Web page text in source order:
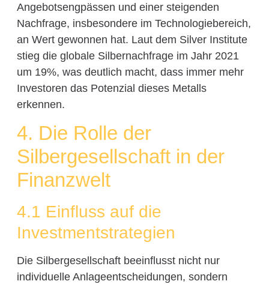
Angebotsengpässen und einer steigenden
Nachfrage, insbesondere im Technologiebereich,
an Wert gewonnen hat. Laut dem Silver Institute
stieg die globale Silbernachfrage im Jahr 2021
um 19%, was deutlich macht, dass immer mehr
Investoren das Potenzial dieses Metalls
erkennen.
4. Die Rolle der
Silbergesellschaft in der
Finanzwelt
4.1 Einfluss auf die
Investmentstrategien
Die Silbergesellschaft beeinflusst nicht nur
individuelle Anlageentscheidungen, sondern